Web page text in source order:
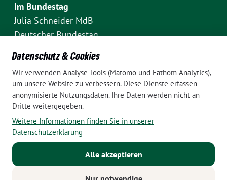
Im Bundestag
Julia Schneider MdB
Deutscher Bundestag
Fraktion Bündnis 90/Die Grünen
Platz der Republik 1
D-10111 Berlin
E-Mail: julia.schneider(at)bundestag.de
Telefon: +49 30 227 70907
Im Wahlkreis Pankow
Wahlkreisbüro Julia Schneider
10437 Berlin
Datenschutz & Cookies
Wir verwenden Analyse-Tools (Matomo und Fathom Analytics),
um unsere Website zu verbessern. Diese Dienste erfassen
anonymisierte Nutzungsdaten. Ihre Daten werden nicht an
Dritte weitergegeben.
Weitere Informationen finden Sie in unserer
Datenschutzerklärung
Alle akzeptieren